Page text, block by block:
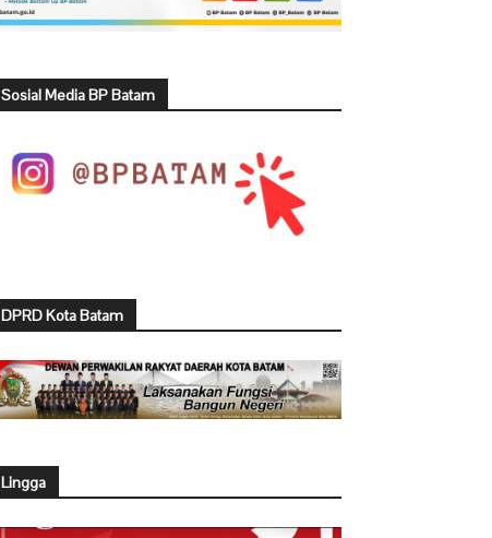
Sosial Media BP Batam
DPRD Kota Batam
Lingga